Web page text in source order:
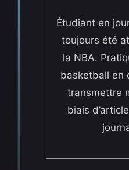
Étudiant en
toujours été
la NBA.
basketball en
transmettre
biais